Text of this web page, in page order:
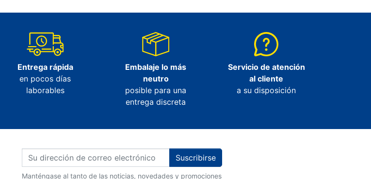
Entrega rápida
en pocos días
laborables
Embalaje lo más
neutro
posible para una
entrega discreta
Servicio de atención
al cliente
a su disposición
Suscribirse
Manténgase al tanto de las noticias, novedades y promociones